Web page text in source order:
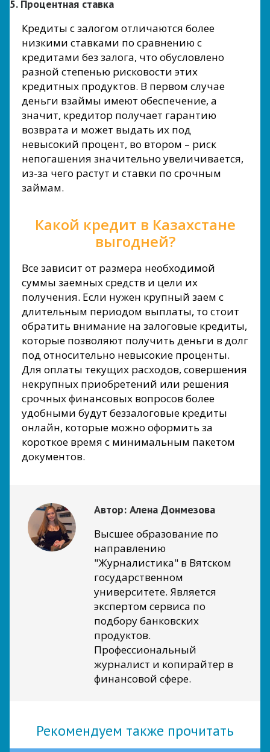
5. Процентная ставка
Кредиты с залогом отличаются более
низкими ставками по сравнению с
кредитами без залога, что обусловлено
разной степенью рисковости этих
кредитных продуктов. В первом случае
деньги взаймы имеют обеспечение, а
значит, кредитор получает гарантию
возврата и может выдать их под
невысокий процент, во втором – риск
непогашения значительно увеличивается,
из-за чего растут и ставки по срочным
займам.
Какой кредит в Казахстане
выгодней?
Все зависит от размера необходимой
суммы заемных средств и цели их
получения. Если нужен крупный заем с
длительным периодом выплаты, то стоит
обратить внимание на залоговые кредиты,
которые позволяют получить деньги в долг
под относительно невысокие проценты.
Для оплаты текущих расходов, совершения
некрупных приобретений или решения
срочных финансовых вопросов более
удобными будут беззалоговые кредиты
онлайн, которые можно оформить за
короткое время с минимальным пакетом
документов.
Автор: Алена Донмезова
Высшее образование по
направлению
"Журналистика" в Вятском
государственном
университете. Является
экспертом сервиса по
подбору банковских
продуктов.
Профессиональный
журналист и копирайтер в
финансовой сфере.
Рекомендуем также прочитать